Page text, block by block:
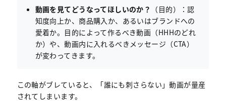
動画を見てどうなってほしいのか？ （目的）：認
知度向上か、商品購入か、あるいはブランドへの
愛着か。目的によって作るべき動画（HHHのどれ
か）や、動画内に入れるべきメッセージ（CTA）
が変わってきます。
この軸がブレていると、「誰にも刺さらない」動画が量産
されてしまいます。